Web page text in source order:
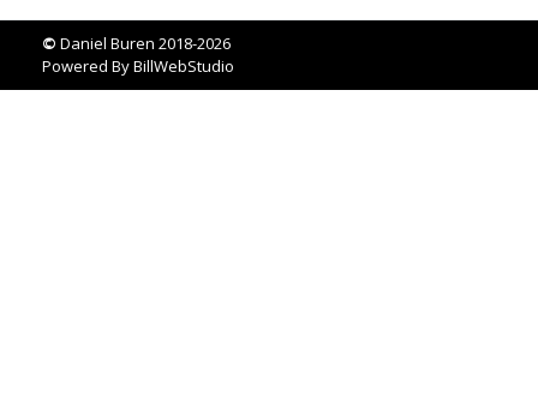
© Daniel Buren 2018-2026
Powered ByBillWebStudio